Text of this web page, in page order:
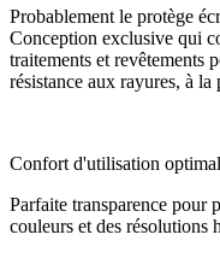
Probablement le protège
Conception exclusive qui
traitements et revêtements
résistance aux rayures, à la
Confort d'utilisation optimal
Parfaite transparence pour
couleurs et des résolutions